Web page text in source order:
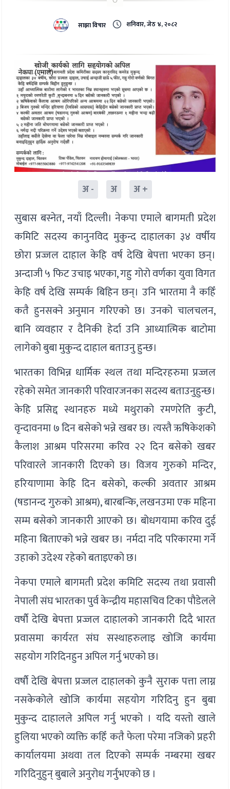
साझा विचार शनिवार, जेठ ४, २०८२
अ - अ अ +
सुबास बस्नेत, नयाँ दिल्ली। नेकपा एमाले बागमती प्रदेश
कमिटि सदस्य कानुनविद मुकुन्द दाहालका ३४ वर्षीय
छोरा प्रज्जल दाहाल केहि वर्ष देखि बेपत्ता भएका छन्।
अन्दाजी ५ फिट उचाइ भएका, गहु गोरो वर्णका युवा विगत
केहि वर्ष देखि सम्पर्क बिहिन छन्। उनि भारतमा नै कहिँ
कतै हुनसक्ने अनुमान गरिएको छ। उनको चालचलन,
बानि व्यवहार र दैनिकी हेर्दा उनि आध्यात्मिक बाटोमा
लागेको बुबा मुकुन्द दाहाल बताउनु हुन्छ।
भारतका विभिन्न धार्मिक स्थल तथा मन्दिरहरुमा प्रज्जल
रहेको समेत जानकारी परिवारजनका सदस्य बताउनुहुन्छ।
केहि प्रसिद्द स्थानहरु मध्ये मथुराको रमणरेति कुटी,
वृन्दावनमा ७ दिन बसेको भन्ने खबर छ। त्यस्तै ऋषिकेशको
कैलाश आश्रम परिसरमा करिव २२ दिन बसेको खबर
परिवारले जानकारी दिएको छ। विजय गुरुको मन्दिर,
हरियाणामा केहि दिन बसेको, कल्की अवतार आश्रम
(षडानन्द गुरुको आश्रम), बारबन्कि, लखनउमा एक महिना
सम्म बसेको जानकारी आएको छ। बोधगयामा करिव दुई
महिना बिताएको भन्ने खबर छ। नर्मदा नदि परिकारमा गर्ने
उहाको उदेश्य रहेको बताइएको छ।
नेकपा एमाले बागमती प्रदेश कमिटि सदस्य तथा प्रवासी
नेपाली संघ भारतका पुर्व केन्द्रीय महासचिव टिका पौडेलले
वर्षौ देखि बेपत्ता प्रज्जल दाहालको जानकारी दिदै भारत
प्रवासमा कार्यरत संघ सस्थाहरुलाइ खोजि कार्यमा
सहयोग गरिदिनहुन अपिल गर्नु भएको छ।
वर्षौ देखि बेपत्ता प्रज्जल दाहालको कुनै सुराक पत्ता लाग्न
नसकेकोले खोजि कार्यमा सहयोग गरिदिनु हुन बुबा
मुकुन्द दाहालले अपिल गर्नु भएको । यदि यस्तो खाले
हुलिया भएको व्यक्ति कहिँ कतै फेला परेमा नजिको प्रहरी
कार्यालयमा अथवा तल दिएको सम्पर्क नम्बरमा खबर
गरिदिनुहुन् बुबाले अनुरोध गर्नुभएको छ ।